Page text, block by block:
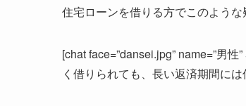
住宅ローンを借りる方でこのような
[chat face=”dansei.jpg” name=”男
く借りられても、長い返済期間に